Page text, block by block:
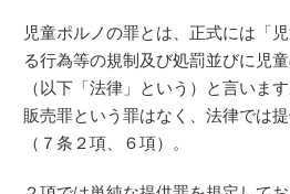
児童ポルノの罪とは、正式には「
る行為等の規制及び処罰並びに児
（以下「法律」という）と言います
販売罪という罪はなく、法律では
（７条２項、６項）。